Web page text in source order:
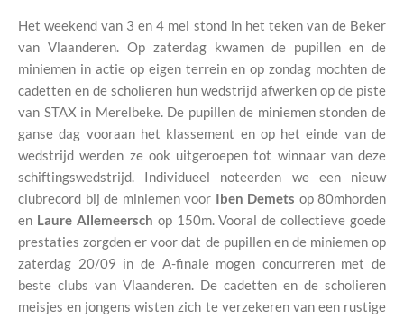
Het weekend van 3 en 4 mei stond in het teken van de Beker
van Vlaanderen. Op zaterdag kwamen de pupillen en de
miniemen in actie op eigen terrein en op zondag mochten de
cadetten en de scholieren hun wedstrijd afwerken op de piste
van STAX in Merelbeke. De pupillen de miniemen stonden de
ganse dag vooraan het klassement en op het einde van de
wedstrijd werden ze ook uitgeroepen tot winnaar van deze
schiftingswedstrijd. Individueel noteerden we een nieuw
clubrecord bij de miniemen voor Iben Demets op 80mhorden
en Laure Allemeersch op 150m. Vooral de collectieve goede
prestaties zorgden er voor dat de pupillen en de miniemen op
zaterdag 20/09 in de A-finale mogen concurreren met de
beste clubs van Vlaanderen. De cadetten en de scholieren
meisjes en jongens wisten zich te verzekeren van een rustige